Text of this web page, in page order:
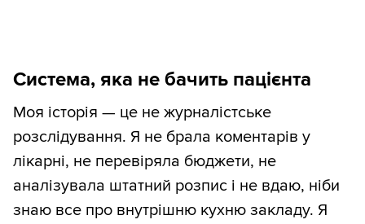
Система, яка не бачить пацієнта
Моя історія — це не журналістське
розслідування. Я не брала коментарів у
лікарні, не перевіряла бюджети, не
аналізувала штатний розпис і не вдаю, ніби
знаю все про внутрішню кухню закладу. Я